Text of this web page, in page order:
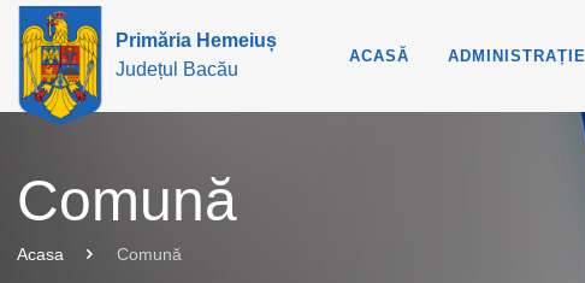
Primăria Hemeiuș
Județul Bacău
ACASĂ ADMINISTRAȚIE
Comună
Acasa Comună